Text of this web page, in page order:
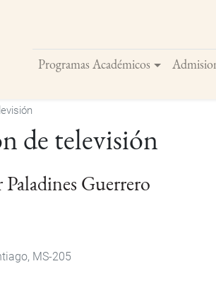
Programas Académicos
Buscar
de televisión
Paladines Guerrero
MS-205